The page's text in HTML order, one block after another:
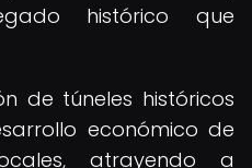
histórico que
de túneles históricos
económico de
atrayendo a